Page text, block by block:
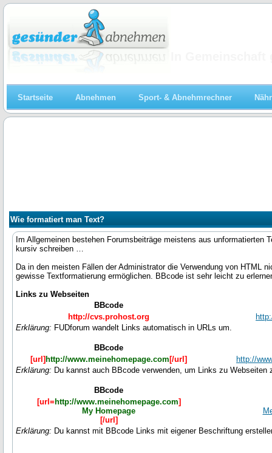
Startseite Abnehmen Sport- & Abnehmrechner
Wie formatiert man Text?
Im Allgemeinen bestehen Forumsbeiträge meistens aus
kursiv schreiben …
Da in den meisten Fällen der Administrator die Verwendung von HTML
gewisse Textformatierung ermöglichen. BBcode ist sehr leicht zu
Links zu Webseiten
BBcode
http://cvs.prohost.org
Erklärung: FUDforum wandelt Links automatisch in URLs um.
BBcode
[url] http://www.meinehomepage.com [/url]
http://
Erklärung: Du kannst auch BBcode verwenden, um Links zu Webseiten
BBcode
[url= http://www.meinehomepage.com]
My Homepage
[/url]
Erklärung: Du kannst mit BBcode Links mit eigener Beschriftung